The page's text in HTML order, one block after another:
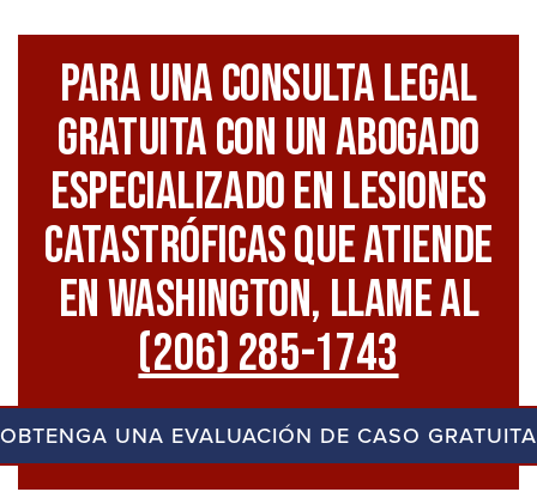
Para Una Consulta Legal
GRATUITA Con Un Abogado
Especializado En Lesiones
Catastróficas Que Atiende
En Washington, Llame Al
(206) 285-1743
OBTENGA UNA EVALUACIÓN DE CASO GRATUITA